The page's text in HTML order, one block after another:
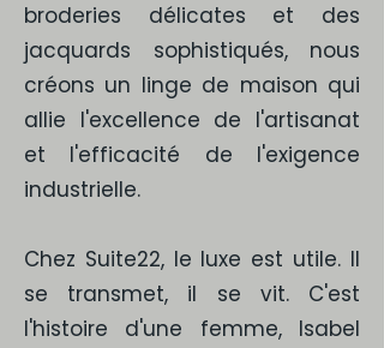
broderies délicates et des
jacquards sophistiqués, nous
créons un linge de maison qui
allie l'excellence de l'artisanat
et l'efficacité de l'exigence
industrielle.
Chez Suite22, le luxe est utile. Il
se transmet, il se vit. C'est
l'histoire d'une femme, Isabel